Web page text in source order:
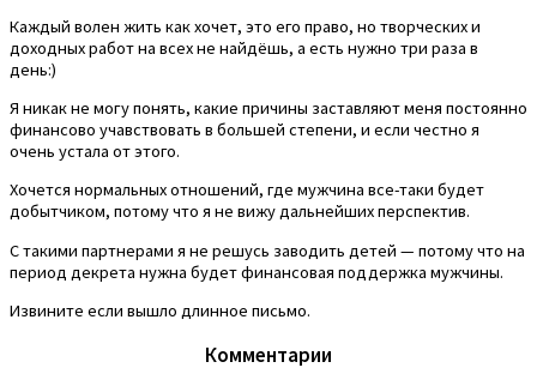
Каждый волен жить как хочет, это его право, но творческих и
доходных работ на всех не найдёшь, а есть нужно три раза в
день:)
Я никак не могу понять, какие причины заставляют меня постоянно
финансово учавствовать в большей степени, и если честно я
очень устала от этого.
Хочется нормальных отношений, где мужчина все-таки будет
добытчиком, потому что я не вижу дальнейших перспектив.
С такими партнерами я не решусь заводить детей — потому что на
период декрета нужна будет финансовая поддержка мужчины.
Извините если вышло длинное письмо.
Комментарии